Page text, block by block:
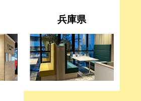
兵庫県